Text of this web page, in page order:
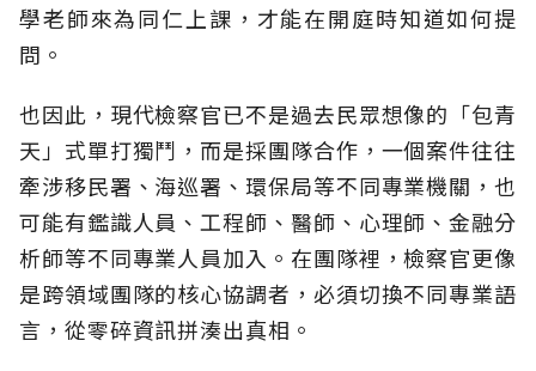
學老師來為同仁上課，才能在開庭時知道如何提
問。
也因此，現代檢察官已不是過去民眾想像的「包青
天」式單打獨鬥，而是採團隊合作，一個案件往往
牽涉移民署、海巡署、環保局等不同專業機關，也
可能有鑑識人員、工程師、醫師、心理師、金融分
析師等不同專業人員加入。在團隊裡，檢察官更像
是跨領域團隊的核心協調者，必須切換不同專業語
言，從零碎資訊拼湊出真相。